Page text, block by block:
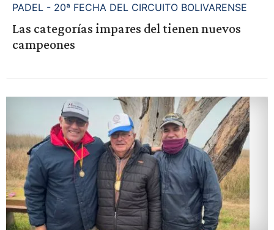
PADEL - 20ª FECHA DEL CIRCUITO BOLIVARENSE
Las categorías impares del tienen nuevos
campeones